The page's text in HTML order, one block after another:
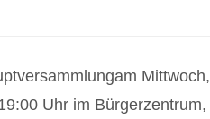
Mittwoch,
Uhr im Bürgerzentrum,